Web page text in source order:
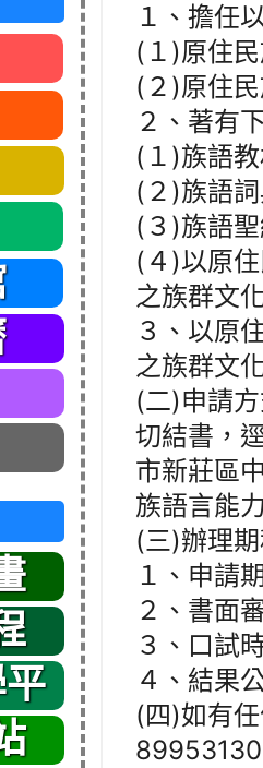
１、擔任
(１)原住
(２)原住
２、著有
(１)族語教
(２)族語詞
(３)族語聖
(４)以原
之族群文
３、以原
之族群文
(二)申請
切結書，
市新莊區
族語言能
(三)辦理期
１、申請
２、書面
３、口試
４、結果
(四)如有